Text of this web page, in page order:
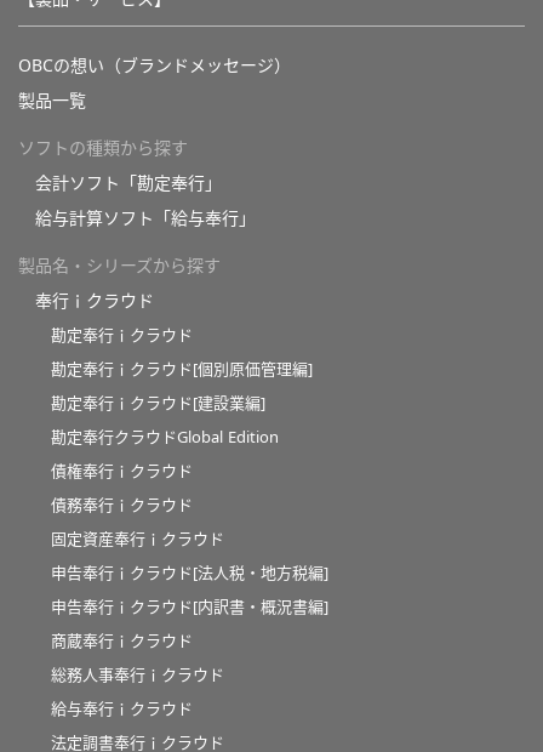
OBCの想い（ブランドメッセージ）
製品一覧
ソフトの種類から探す
会計ソフト「勘定奉行」
給与計算ソフト「給与奉行」
製品名・シリーズから探す
奉行ｉクラウド
勘定奉行ｉクラウド
勘定奉行ｉクラウド[個別原価管理編]
勘定奉行ｉクラウド[建設業編]
勘定奉行クラウドGlobal Edition
債権奉行ｉクラウド
債務奉行ｉクラウド
固定資産奉行ｉクラウド
申告奉行ｉクラウド[法人税・地方税編]
申告奉行ｉクラウド[内訳書・概況書編]
商蔵奉行ｉクラウド
総務人事奉行ｉクラウド
給与奉行ｉクラウド
法定調書奉行ｉクラウド